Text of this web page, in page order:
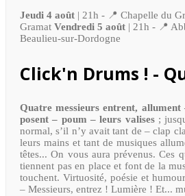
Jeudi 4 août | 21h - 📍 Chapelle du
Gramat Vendredi 5 août | 21h - 📍
Beaulieu-sur-Dordogne
Click'n Drums ! -
Quatre messieurs entrent,
posent – poum – leurs valises;
normal, s’il n’y avait tant de – clap
leurs mains et tant de musiques
têtes... On vous aura prévenus. Ces
tiennent pas en place et font de la
touchent. Virtuosité, poésie et
– Messieurs, entrez ! Lumière ! Et...